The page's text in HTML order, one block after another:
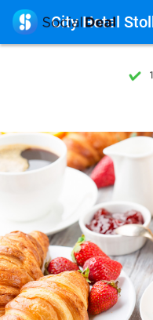
7
7
 City Hotel